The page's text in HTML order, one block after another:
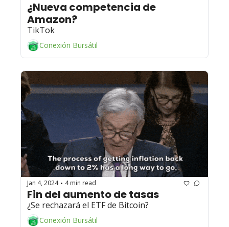
¿Nueva competencia de
TikTok
Conexión Bursátil
Jan 4, 2024 • 4 min read
Fin del aumento de tasas
¿Se rechazará el ETF de Bitcoin?
Conexión Bursátil